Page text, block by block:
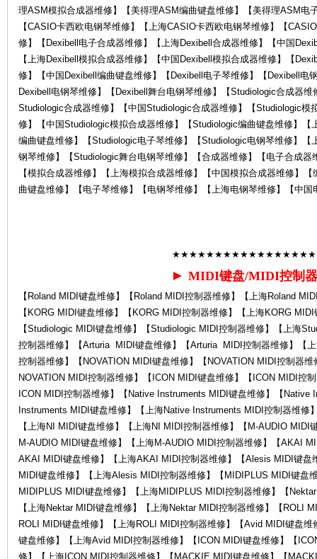
理ASM模拟合成器维修】【美得理ASM编曲键盘维修】【美得理ASM电
【CASIO卡西欧电钢琴维修】【上海CASIO卡西欧电钢琴维修】【
修】【Dexibell电子合成器维修】【上海Dexibell合成器维修】【中国
【上海Dexibell模拟合成器维修】【中国Dexibell模拟合成器维修】【
修】【中国Dexibell编曲键盘维修】【Dexibell电子琴维修】【Dexibell电
Dexibell电钢琴维修】【Dexibell舞台电钢琴维修】【Studiologic合成器
Studiologic合成器维修】【中国Studiologic合成器维修】【Studiologic模
修】【中国Studiologic模拟合成器维修】【Studiologic编曲键盘维修】
编曲键盘维修】【Studiologic电子琴维修】【Studiologic电钢琴维修】
钢琴维修】【Studiologic舞台电钢琴维修】【合成器维修】【电子合成
【模拟合成器维修】【上海模拟合成器维修】【中国模拟合成器维修】
曲键盘维修】【电子琴维修】【电钢琴维修】【上海电钢琴维修】【中
► MIDI键盘/MIDI控制
【Roland MIDI键盘维修】【Roland MIDI控制器维修】【上海Roland
【KORG MIDI键盘维修】【KORG MIDI控制器维修】【上海KORG
【Studiologic MIDI键盘维修】【Studiologic MIDI控制器维修】【上海
控制器维修】【Arturia MIDI键盘维修】【Arturia MIDI控制器维修】【
控制器维修】【NOVATION MIDI键盘维修】【NOVATION MIDI控制器
NOVATION MIDI控制器维修】【ICON MIDI键盘维修】【ICON MIDI控
ICON MIDI控制器维修】【Native Instruments MIDI键盘维修】【
Instruments MIDI键盘维修】【上海Native Instruments MIDI控制器维修
【上海NI MIDI键盘维修】【上海NI MIDI控制器维修】【M-AUDIO
M-AUDIO MIDI键盘维修】【上海M-AUDIO MIDI控制器维修】【AKAI
AKAI MIDI键盘维修】【上海AKAI MIDI控制器维修】【Alesis MIDI键
MIDI键盘维修】【上海Alesis MIDI控制器维修】【MIDIPLUS MIDI键盘
MIDIPLUS MIDI键盘维修】【上海MIDIPLUS MIDI控制器维修】【
【上海Nektar MIDI键盘维修】【上海Nektar MIDI控制器维修】【ROLI
ROLI MIDI键盘维修】【上海ROLI MIDI控制器维修】【Avid MIDI键盘
键盘维修】【上海Avid MIDI控制器维修】【ICON MIDI键盘维修】【
修】【上海ICON MIDI控制器维修】【MACKIE MIDI键盘维修】【